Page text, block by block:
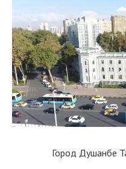
Город Душанбе